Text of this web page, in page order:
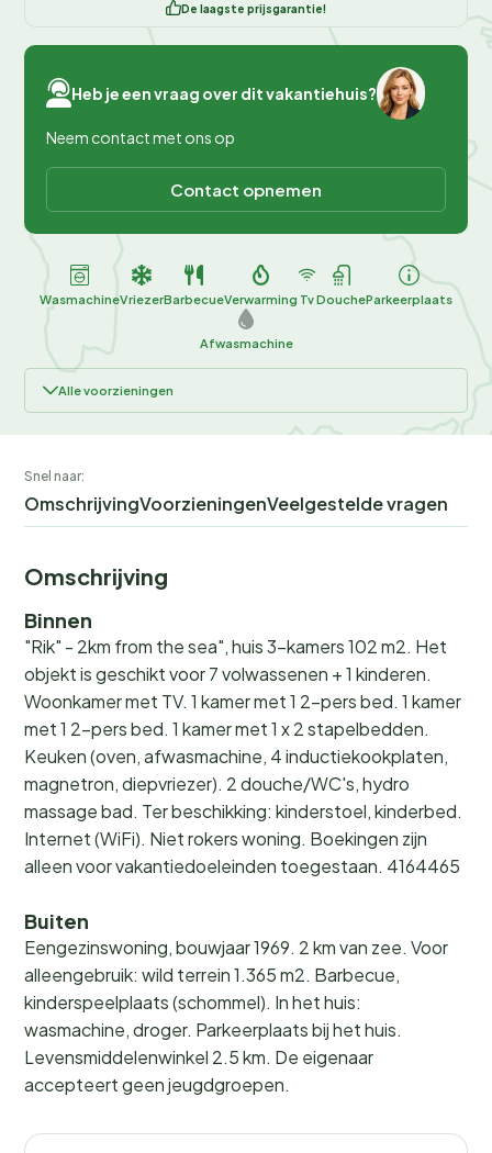
De laagste prijsgarantie!
Heb je een vraag over dit vakantiehuis?
Neem contact met ons op
Contact opnemen
WasmachineVriezerBarbecueVerwarming TvDoucheParkeerplaats
Afwasmachine
Alle voorzieningen
Snel naar:
OmschrijvingVoorzieningenVeelgestelde vragen
Omschrijving
Binnen
"Rik" - 2km from the sea", huis 3-kamers 102 m2. Het
objekt is geschikt voor 7 volwassenen + 1 kinderen.
Woonkamer met TV. 1 kamer met 1 2-pers bed. 1 kamer
met 1 2-pers bed. 1 kamer met 1 x 2 stapelbedden.
Keuken (oven, afwasmachine, 4 inductiekookplaten,
magnetron, diepvriezer). 2 douche/WC's, hydro
massage bad. Ter beschikking: kinderstoel, kinderbed.
Internet (WiFi). Niet rokers woning. Boekingen zijn
alleen voor vakantiedoeleinden toegestaan. 4164465
Buiten
Eengezinswoning, bouwjaar 1969. 2 km van zee. Voor
alleengebruik: wild terrein 1.365 m2. Barbecue,
kinderspeelplaats (schommel). In het huis:
wasmachine, droger. Parkeerplaats bij het huis.
Levensmiddelenwinkel 2.5 km. De eigenaar
accepteert geen jeugdgroepen.